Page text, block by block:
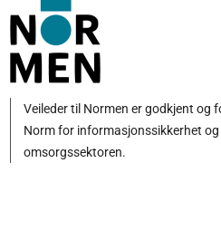
Veileder til Normen er godkjent og
Norm for informasjonssikkerhet og
omsorgssektoren.